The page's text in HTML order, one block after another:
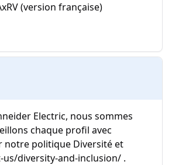
(version française)
Electric, nous sommes
chaque profil avec
notre politique Diversité et
diversity-and-inclusion/ .